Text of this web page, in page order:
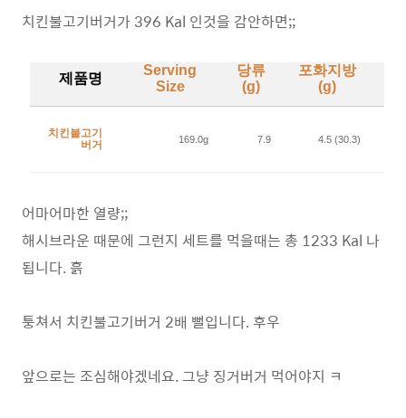
치킨불고기버거가 396 Kal 인것을 감안하면;;
제품명
Serving
Size
당류
(g)
포화지방
(g)
치킨불고기
버거
169.0g 7.9 4.5 (30.3)
어마어마한 열량;;
해시브라운 때문에 그런지 세트를 먹을때는 총 1233 Kal 나
됩니다. 흙
퉁쳐서 치킨불고기버거 2배 뻘입니다. 후우
앞으로는 조심해야겠네요. 그냥 징거버거 먹어야지 ㅋ